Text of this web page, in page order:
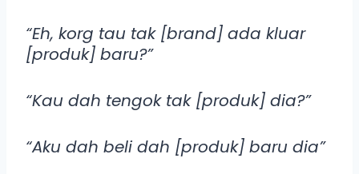
“Eh, korg tau tak [brand] ada kluar
[produk] baru?”
“Kau dah tengok tak [produk] dia?”
“Aku dah beli dah [produk] baru dia”